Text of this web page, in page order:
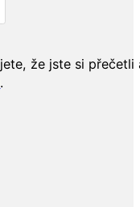
že jste si přečetli
.